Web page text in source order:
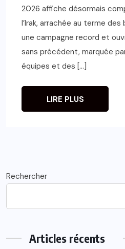
2026 affiche désormais
l’Irak, arrachée au terme
une campagne record et
sans précédent, marquée
équipes et des […]
LIRE PLUS
Rechercher
Articles récents